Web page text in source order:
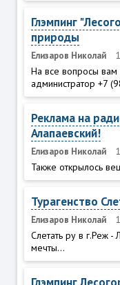
Глэмпинг
природы
Елизаров Николай
На все вопросы вам
администратор +7
Реклама на
Алапаевский!
Елизаров Николай
Также открылось
Турагенство
Елизаров Николай
Слетать ру в г.Реж
мечты...